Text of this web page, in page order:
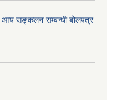
आय सङ्कलन सम्बन्धी बोलपत्र